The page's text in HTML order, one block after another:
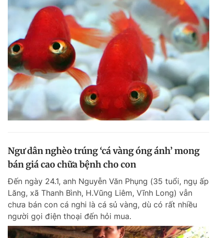
Ngư dân nghèo trúng ‘cá vàng óng ánh’ mong
bán giá cao chữa bệnh cho con
Đến ngày 24.1, anh Nguyễn Văn Phụng (35 tuổi, ngụ ấp
Lăng, xã Thanh Bình, H.Vũng Liêm, Vĩnh Long) vẫn
chưa bán con cá nghi là cá sủ vàng, dù có rất nhiều
người gọi điện thoại đến hỏi mua.